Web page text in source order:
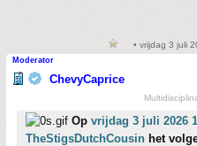
• vrijdag 3 juli
Moderator
ChevyCaprice
Op vrijdag 3 juli 2026
TheStigsDutchCousin het